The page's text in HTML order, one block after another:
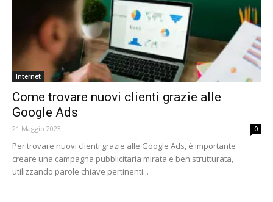
Internet
Come trovare nuovi clienti grazie alle
Google Ads
21 Maggio 2023 0
Per trovare nuovi clienti grazie alle Google Ads, è importante
creare una campagna pubblicitaria mirata e ben strutturata,
utilizzando parole chiave pertinenti...